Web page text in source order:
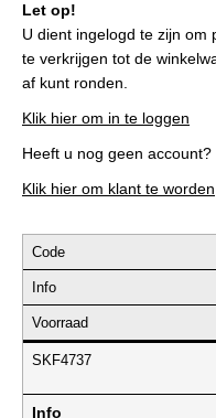
Let op!
U dient ingelogd te zijn om
te verkrijgen tot de
af kunt ronden.
Klik hier om in te loggen
Heeft u nog geen account?
Klik hier om klant te worden
Code
Info
Voorraad
SKF4737
Info